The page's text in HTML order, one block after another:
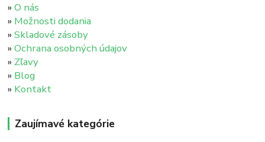
»O nás
» Možnosti dodania
»Skladové zásoby
»Ochrana osobných údajov
» Zľavy
» Blog
» Kontakt
Zaujímavé kategórie